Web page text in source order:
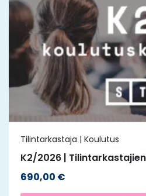
Tilintarkastaja | Koulutus
K2/2026 |
690,00 €